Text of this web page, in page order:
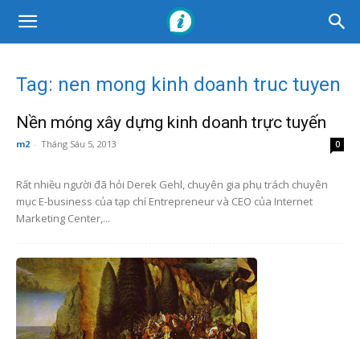
Tag: nen mong kinh doanh truc tuyen
Nền móng xây dựng kinh doanh trực tuyến
m2 - Tháng Sáu 5, 2013 0
Rất nhiều người đã hỏi Derek Gehl, chuyên gia phụ trách chuyên
mục E-business của tạp chí Entrepreneur và CEO của Internet
Marketing Center,...